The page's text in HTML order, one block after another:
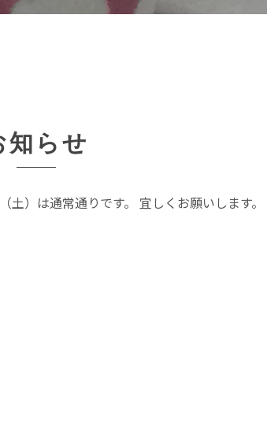
知らせ
）は通常通りです。 宜しくお願いします。